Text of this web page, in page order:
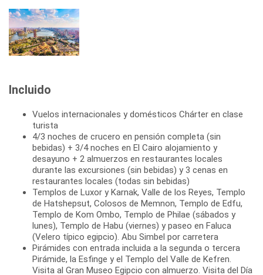
Incluido
Vuelos internacionales y domésticos Chárter en clase
turista
4/3 noches de crucero en pensión completa (sin
bebidas) + 3/4 noches en El Cairo alojamiento y
desayuno + 2 almuerzos en restaurantes locales
durante las excursiones (sin bebidas) y 3 cenas en
restaurantes locales (todas sin bebidas)
Templos de Luxor y Karnak, Valle de los Reyes, Templo
de Hatshepsut, Colosos de Memnon, Templo de Edfu,
Templo de Kom Ombo, Templo de Philae (sábados y
lunes), Templo de Habu (viernes) y paseo en Faluca
(Velero típico egipcio). Abu Simbel por carretera
Pirámides con entrada incluida a la segunda o tercera
Pirámide, la Esfinge y el Templo del Valle de Kefren.
Visita al Gran Museo Egipcio con almuerzo. Visita del Día